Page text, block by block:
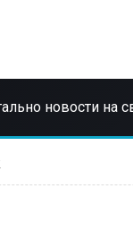
новости на